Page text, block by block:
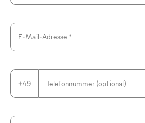
E-Mail-Adresse *
+49 Telefonnummer (optional)